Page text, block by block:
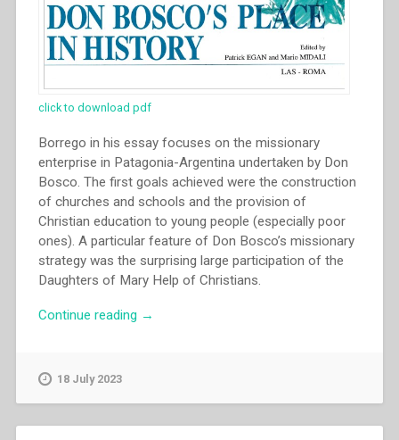
click to download pdf
Borrego in his essay focuses on the missionary
enterprise in Patagonia-Argentina undertaken by Don
Bosco. The first goals achieved were the construction
of churches and schools and the provision of
Christian education to young people (especially poor
ones). A particular feature of Don Bosco’s missionary
strategy was the surprising large participation of the
Daughters of Mary Help of Christians.
Continue reading “Jesús
→
18 July 2023